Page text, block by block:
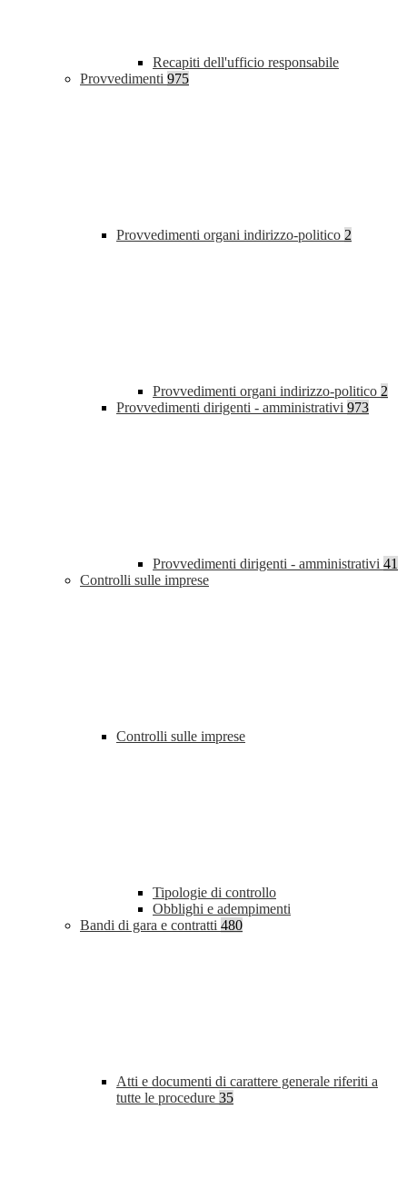
Recapiti dell'ufficio responsabile
Provvedimenti 975
Provvedimenti organi indirizzo-politico 2
Provvedimenti organi indirizzo-politico 2
Provvedimenti dirigenti - amministrativi 973
Provvedimenti dirigenti - amministrativi 41
Controlli sulle imprese
Controlli sulle imprese
Tipologie di controllo
Obblighi e adempimenti
Bandi di gara e contratti 480
Atti e documenti di carattere generale riferiti a
tutte le procedure 35